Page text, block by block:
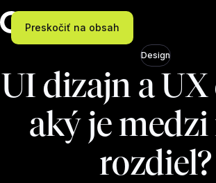
Preskočiť na obsah
Design
UI dizajn a
aký je
rozdiel?